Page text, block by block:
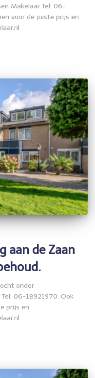
Makelaar Tel: 06-
voor de juiste prijs en
aan de Zaan
onder
06-18921970. Ook
prijs en